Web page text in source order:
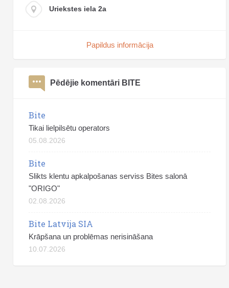
Uriekstes iela 2a
Papildus informācija
Pēdējie komentāri BITE
Bite
Tikai lielpilsētu operators
05.08.2026
Bite
Slikts klentu apkalpošanas serviss Bites salonā
"ORIGO"
02.08.2026
Bite Latvija SIA
Krāpšana un problēmas nerisināšana
10.07.2026